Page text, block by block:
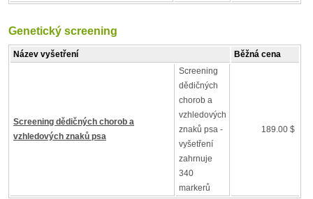
Genetický screening
Název vyšetření Běžná cena
Screening dědičných chorob a
vzhledových znaků psa
Screening
dědičných
chorob a
vzhledových
znaků psa -
vyšetření
zahrnuje
340
markerů
189.00 $